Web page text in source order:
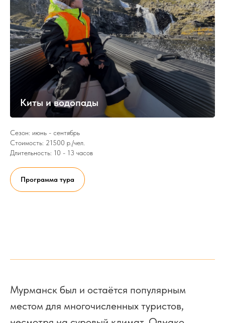
Киты и водопады
Сезон: июнь - сентябрь
Стоимость: 21500 р./чел.
Длительность: 10 - 13 часов
Программа тура
Мурманск был и остаётся популярным
местом для многочисленных туристов,